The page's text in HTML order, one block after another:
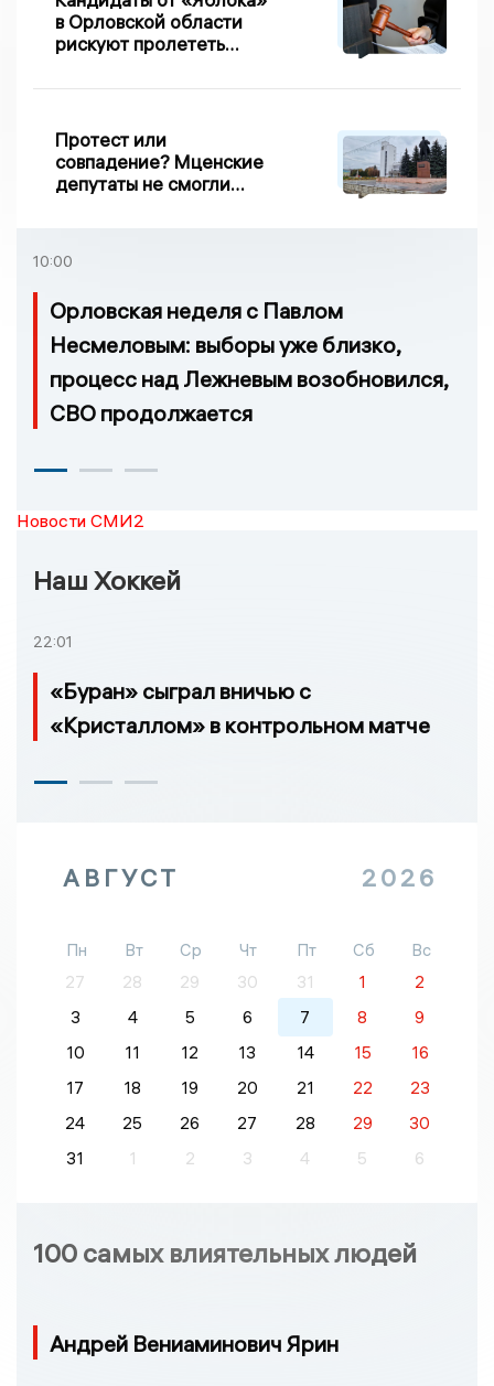
в Орловской области
рискуют пролететь
Протест или
совпадение? Мценские
депутаты не смогли
10:00
Орловская неделя с Павлом
Несмеловым: выборы уже близко,
процесс над Лежневым возобновился,
СВО продолжается
Новости СМИ2
Наш Хоккей
22:01
«Буран» сыграл вничью с
«Кристаллом» в контрольном матче
АВГУСТ 2026
Пн Вт Ср Чт Пт Сб
Вс
27
28 29 30 31 1
2
3
4 5 6 7 8
9
10
11 12 13 14 15
16
17
18 19 20 21 22
23
24
25 26 27 28 29
30
31
1 2 3 4 5 6
100 самых влиятельных людей
Андрей Вениаминович Ярин